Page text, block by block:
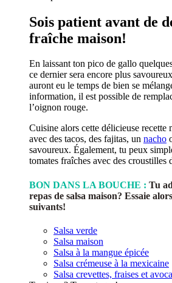
Sois patient avant de
fraîche maison!
En laissant ton pico de gallo
ce dernier sera encore plus
auront eu le temps de bien se
information, il est possible de
l’oignon rouge.
Cuisine alors cette délicieuse recette
avec des tacos, des fajitas, un nacho
savoureux. Également, tu peux
tomates fraîches avec des croustilles
BON DANS LA BOUCHE : Tu
repas de salsa maison? Essaie
suivants!
Salsa verde
Salsa maison
Salsa à la mangue épicée
Salsa crémeuse à la mexicaine
Salsa crevettes, fraises et